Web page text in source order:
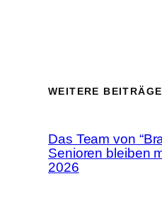
WEITERE BEITRÄGE
Das Team von
Senioren bleiben
2026